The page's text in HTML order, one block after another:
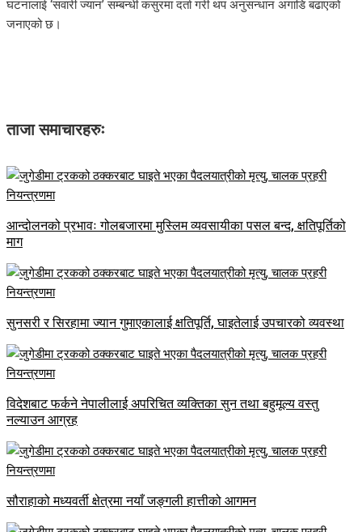
घटनालाई ‘सवारी ज्यान’ सम्बन्धी कसुरमा दर्ता गरी थप अनुसन्धान अगाडि बढाएको
जनाएको छ।
ताजा समाचारहरुः
आन्दोलनको प्रभावः गोलबजारमा मुस्लिम व्यवसायीका पसल बन्द, क्षतिपूर्तिको
माग
सुनसरी र सिरहामा ज्यान गुमाएकालाई क्षतिपूर्ति, घाइतेलाई उपचारको व्यवस्था
विदेशबाट फर्कने नेपालीलाई अपरिचित व्यक्तिका सुन तथा बहुमूल्य वस्तु
नल्याउन आग्रह
सौराहाको मध्यवर्ती क्षेत्रमा नयाँ जङ्गली हात्तीको आगमन